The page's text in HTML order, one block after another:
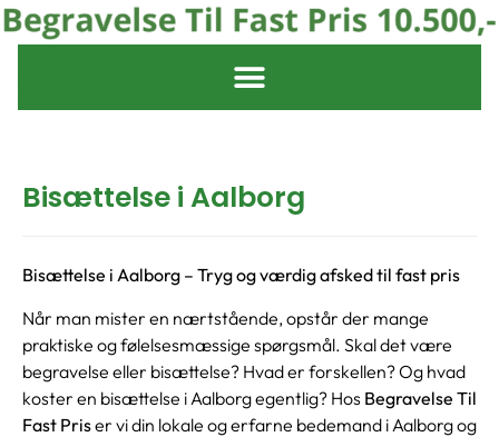
Bisættelse i Aalborg
Bisættelse i Aalborg – Tryg og værdig afsked til fast pris
Når man mister en nærtstående, opstår der mange
praktiske og følelsesmæssige spørgsmål. Skal det være
begravelse eller bisættelse? Hvad er forskellen? Og hvad
koster en bisættelse i Aalborg egentlig? Hos Begravelse Til
Fast Priser vi din lokale og erfarne bedemand i Aalborg og